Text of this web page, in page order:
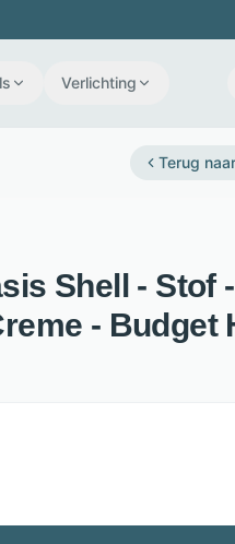
Verlichting
Terug naar
Shell - Stof -
- Budget